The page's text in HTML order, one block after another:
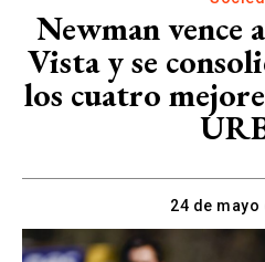
Newman vence
Vista y se
los cuatro
24 de mayo